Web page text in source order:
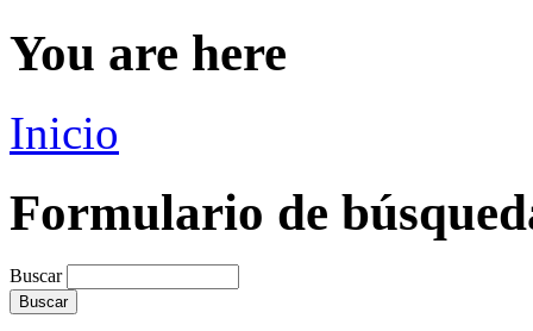
You are here
Inicio
Formulario de
Buscar